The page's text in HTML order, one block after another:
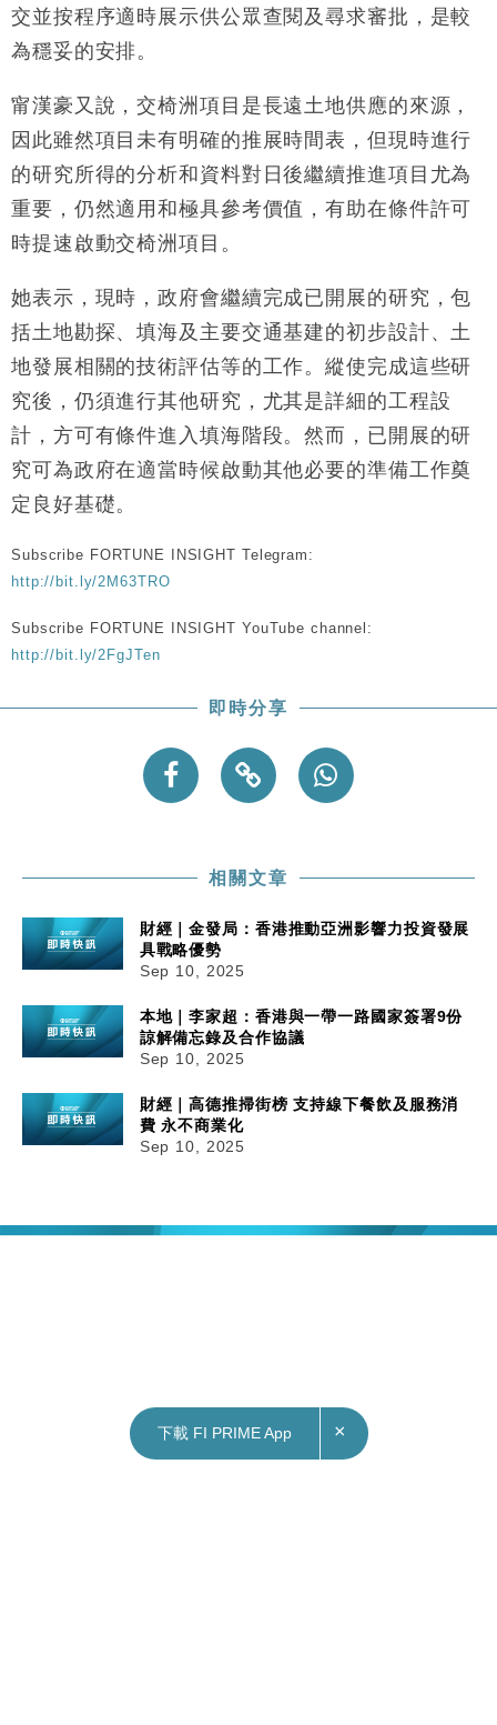
10:57
財經｜美商務部擬擴大金屬關稅範圍 14類產品或加徵
25%
定高消費客群
交並按程序適時展示供公眾查閱及尋求審批，是較
為穩妥的安排。
甯漢豪又說，交椅洲項目是長遠土地供應的來源，
因此雖然項目未有明確的推展時間表，但現時進行
的研究所得的分析和資料對日後繼續推進項目尤為
重要，仍然適用和極具參考價值，有助在條件許可
時提速啟動交椅洲項目。
她表示，現時，政府會繼續完成已開展的研究，包
括土地勘探、填海及主要交通基建的初步設計、土
地發展相關的技術評估等的工作。縱使完成這些研
究後，仍須進行其他研究，尤其是詳細的工程設
計，方可有條件進入填海階段。然而，已開展的研
究可為政府在適當時候啟動其他必要的準備工作奠
定良好基礎。
Subscribe FORTUNE INSIGHT Telegram:
http://bit.ly/2M63TRO
Subscribe FORTUNE INSIGHT YouTube channel:
http://bit.ly/2FgJTen
即時分享
相關文章
財經｜金發局：香港推動亞洲影響力投資發展
具戰略優勢
Sep 10, 2025
本地｜李家超：香港與一帶一路國家簽署9份
諒解備忘錄及合作協議
Sep 10, 2025
財經｜高德推掃街榜 支持線下餐飲及服務消
費 永不商業化
Sep 10, 2025
下載 FI PRIME App ×